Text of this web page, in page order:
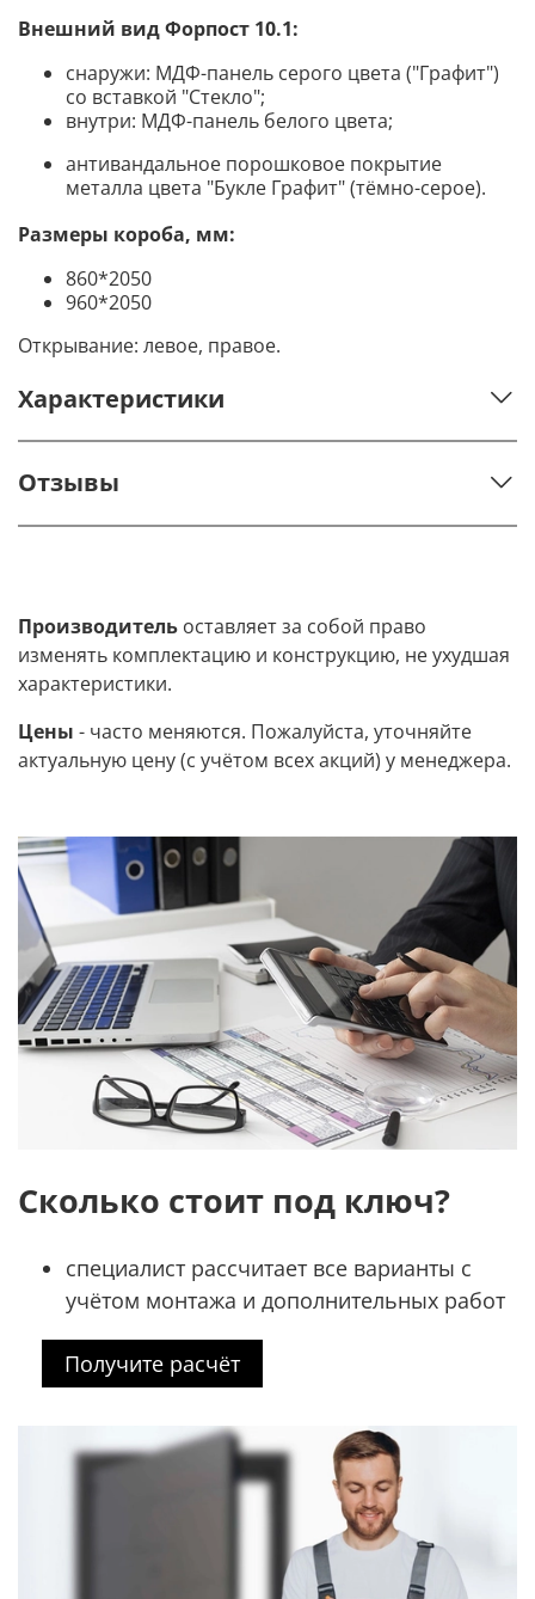
Внешний вид Форпост 10.1:
снаружи: МДФ-панель серого цвета ("Графит")
со вставкой "Стекло";
внутри: МДФ-панель белого цвета;
антивандальное порошковое покрытие
металла цвета "Букле Графит" (тёмно-серое).
Размеры короба, мм:
860*2050
960*2050
Открывание: левое, правое.
Характеристики
Отзывы
Производитель оставляет за собой право
изменять комплектацию и конструкцию, не ухудшая
характеристики.
Цены - часто меняются. Пожалуйста, уточняйте
актуальную цену (с учётом всех акций) у менеджера.
Сколько стоит под ключ?
специалист рассчитает все варианты с
учётом монтажа и дополнительных работ
Получите расчёт